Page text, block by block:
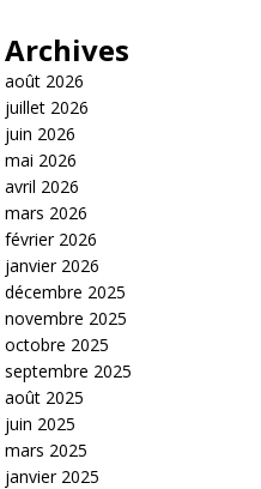
Archives
août 2026
juillet 2026
juin 2026
mai 2026
avril 2026
mars 2026
février 2026
janvier 2026
décembre 2025
novembre 2025
octobre 2025
septembre 2025
août 2025
juin 2025
mars 2025
janvier 2025